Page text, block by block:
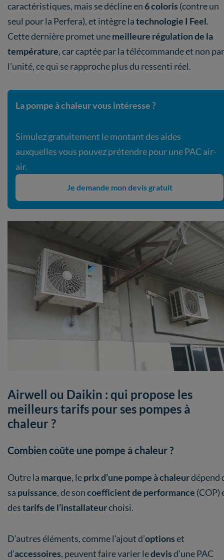
caractéristiques, mais se décline en 6 coloris (contre un
seul pour la Perfera), et intègre latechnologie I Feel.
Cette dernière promet unemeilleure régulation de la
température, car captée par la télécommande et non par
l’unité, ce qui se rapproche plus du ressenti réel.
La pompe à chaleur vous intéresse ?
Simulez gratuitement le montant des aides
auxquelles vous pouvez prétendre pour une PAC air-
air.
Je demande mon devis gratuit
Airwell ou Daikin : qui propose les
meilleurs tarifs pour ses pompes à
chaleur ?
Combien coûte une pompe à chaleur ?
Outre la marque, leprix d’une pompe à chaleurdépend
sa puissance, de soncoefficient de performance (COP)
destarifs de l’installateurchoisi.
D’autres éléments, comme l’ajout d’optionset
d’accessoires, peuvent faire varier ledevisd’une PAC